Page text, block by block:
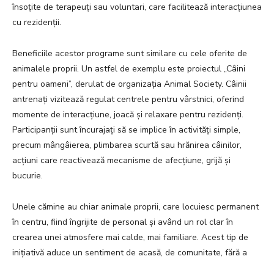
însoțite de terapeuți sau voluntari, care facilitează interacțiunea
cu rezidenții.
Beneficiile acestor programe sunt similare cu cele oferite de
animalele proprii. Un astfel de exemplu este proiectul „Câini
pentru oameni”, derulat de organizația Animal Society. Câinii
antrenați vizitează regulat centrele pentru vârstnici, oferind
momente de interacțiune, joacă și relaxare pentru rezidenți.
Participanții sunt încurajați să se implice în activități simple,
precum mângâierea, plimbarea scurtă sau hrănirea câinilor,
acțiuni care reactivează mecanisme de afecțiune, grijă și
bucurie.
Unele cămine au chiar animale proprii, care locuiesc permanent
în centru, fiind îngrijite de personal și având un rol clar în
crearea unei atmosfere mai calde, mai familiare. Acest tip de
inițiativă aduce un sentiment de acasă, de comunitate, fără a